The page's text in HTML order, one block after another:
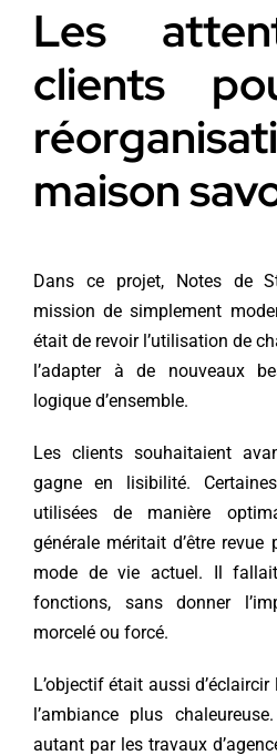
Les
clients
maison
Dans ce projet, Notes de
mission de simplement
était de revoir l’utilisation de
l’adapter à de nouveaux
logique d’ensemble.
Les clients souhaitaient
gagne en lisibilité.
utilisées de manière
générale méritait d’être
mode de vie actuel. Il
fonctions, sans donner
morcelé ou forcé.
L’objectif était aussi
l’ambiance plus
autant par les travaux